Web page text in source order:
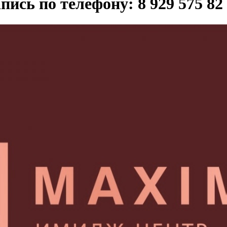
по телефону: 8 929 575 82